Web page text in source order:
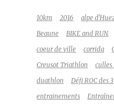
10km 2016 alpe
Beaune
BIKE and RUN
coeur de ville
corrida
Creusot Triathlon
culles
duathlon
Défi ROC des
entrainements